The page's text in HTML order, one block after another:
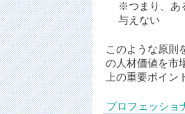
※つまり、あ
与えない
このような原則
の人材価値を市
上の重要ポイン
プロフェッショ